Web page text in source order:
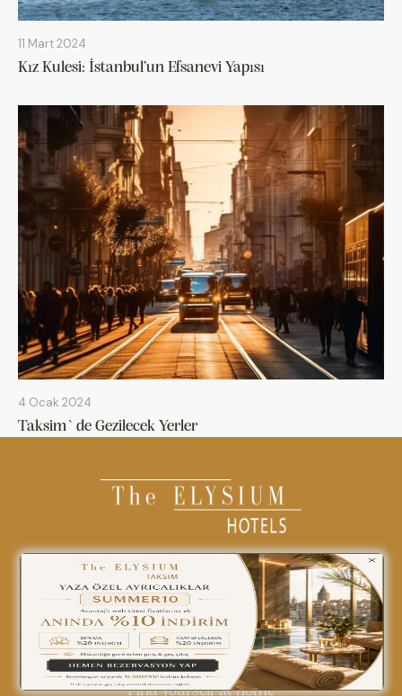
11 Mart 2024
Kız Kulesi: İstanbul’un Efsanevi Yapısı
4 Ocak 2024
Taksim`de Gezilecek Yerler
0850 242 18 18
info@theelysiumhotels.com
Find yourself at home